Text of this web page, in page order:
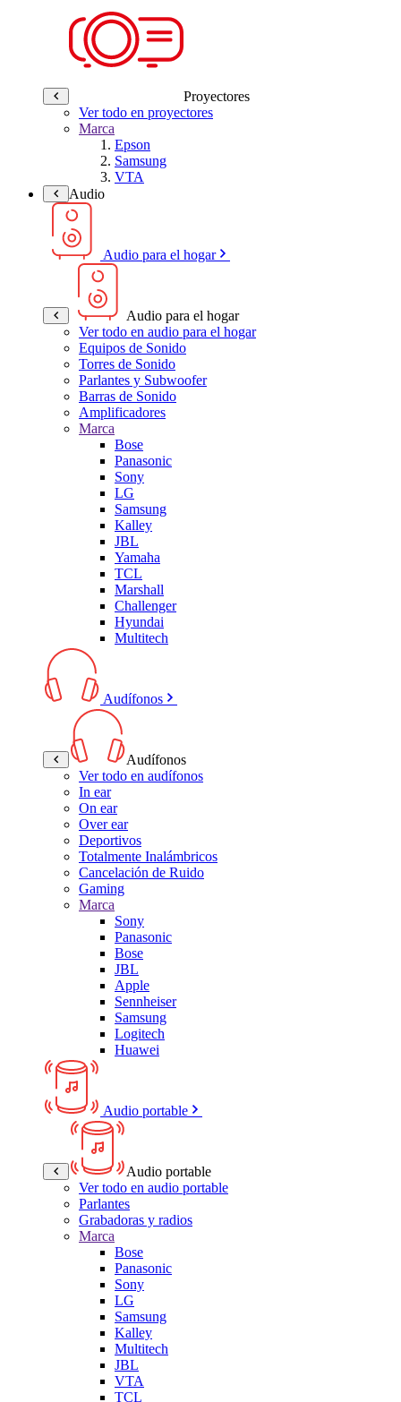
Proyectores
Ver todo en proyectores
Marca
Epson
Samsung
VTA
Audio
Audio para el hogar
Audio para el hogar
Ver todo en audio para el hogar
Equipos de Sonido
Torres de Sonido
Parlantes y Subwoofer
Barras de Sonido
Amplificadores
Marca
Bose
Panasonic
Sony
LG
Samsung
Kalley
JBL
Yamaha
TCL
Marshall
Challenger
Hyundai
Multitech
Audífonos
Audífonos
Ver todo en audífonos
In ear
On ear
Over ear
Deportivos
Totalmente Inalámbricos
Cancelación de Ruido
Gaming
Marca
Sony
Panasonic
Bose
JBL
Apple
Sennheiser
Samsung
Logitech
Huawei
Audio portable
Audio portable
Ver todo en audio portable
Parlantes
Grabadoras y radios
Marca
Bose
Panasonic
Sony
LG
Samsung
Kalley
Multitech
JBL
VTA
TCL